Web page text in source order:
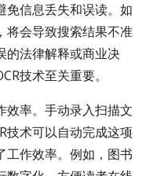
免信息丢失和误读。如
将会导致搜索结果不准
的法律解释或商业决
技术至关重要。
效率。手动录入扫描文
技术可以自动完成这项
工作效率。例如，图书